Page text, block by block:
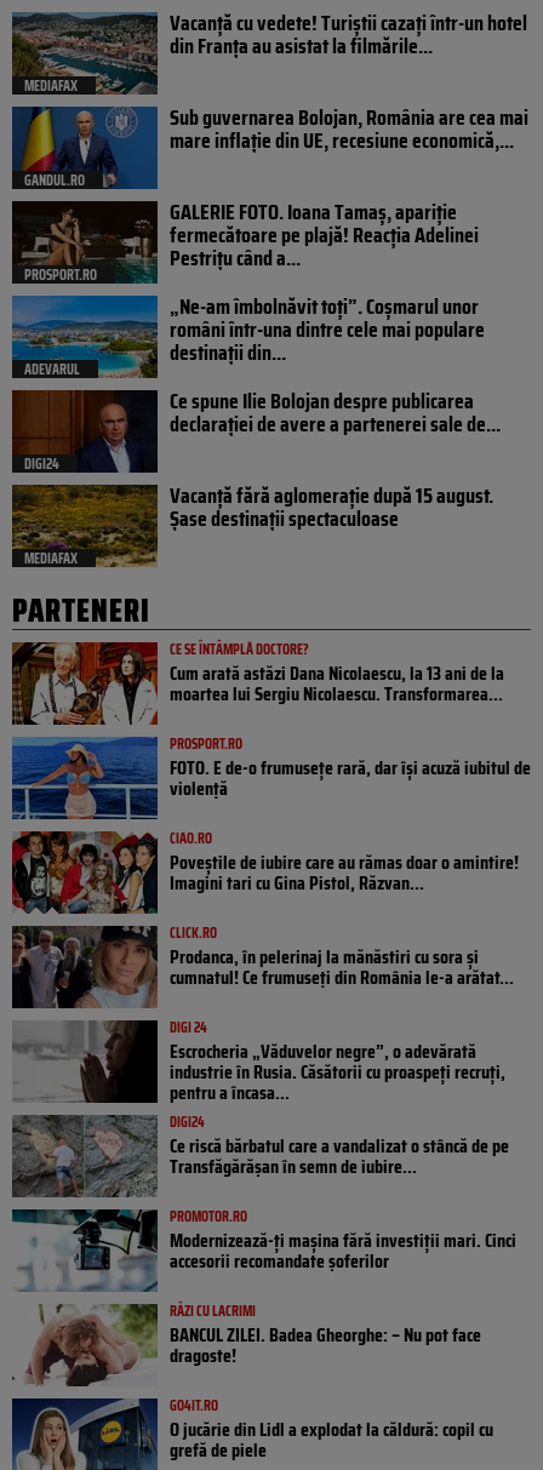
MEDIAFAX
Vacanță cu vedete! Turiștii cazați într-un hotel
din Franța au asistat la filmările...
GANDUL.RO
Sub guvernarea Bolojan, România are cea mai
mare inflație din UE, recesiune economică,...
PROSPORT.RO
GALERIE FOTO. Ioana Tamaş, apariție
fermecătoare pe plajă! Reacția Adelinei
Pestrițu când a...
ADEVARUL
„Ne-am îmbolnăvit toți”. Coșmarul unor
români într-una dintre cele mai populare
destinații din...
DIGI24
Ce spune Ilie Bolojan despre publicarea
declarației de avere a partenerei sale de...
MEDIAFAX
Vacanță fără aglomerație după 15 august.
Șase destinații spectaculoase
PARTENERI
CE SE ÎNTÂMPLĂ DOCTORE?
Cum arată astăzi Dana Nicolaescu, la 13 ani de la
moartea lui Sergiu Nicolaescu. Transformarea...
PROSPORT.RO
FOTO. E de-o frumusețe rară, dar își acuză iubitul de
violență
CIAO.RO
Poveştile de iubire care au rămas doar o amintire!
Imagini tari cu Gina Pistol, Răzvan...
CLICK.RO
Prodanca, în pelerinaj la mănăstiri cu sora și
cumnatul! Ce frumuseți din România le-a arătat...
DIGI 24
Escrocheria „Văduvelor negre”, o adevărată
industrie în Rusia. Căsătorii cu proaspeți recruți,
pentru a încasa...
DIGI24
Ce riscă bărbatul care a vandalizat o stâncă de pe
Transfăgărășan în semn de iubire...
PROMOTOR.RO
Modernizează-ți mașina fără investiții mari. Cinci
accesorii recomandate șoferilor
RÂZI CU LACRIMI
BANCUL ZILEI. Badea Gheorghe: – Nu pot face
dragoste!
GO4IT.RO
O jucărie din Lidl a explodat la căldură: copil cu
grefă de piele